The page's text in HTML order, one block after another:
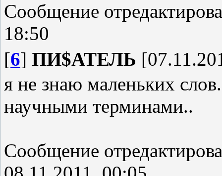
Сообщение
18:50
[6] ПИ$АТЕЛЬ
я не знаю маленьких
научными терминами..
Сообщение